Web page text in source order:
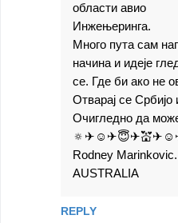
области авио
Инжењеринга.
Много пута сам
начина и идеје
се. Где би ако не
Отварај се Србијо
Очигледно да
Rodney
AUSTRALIA
REPLY